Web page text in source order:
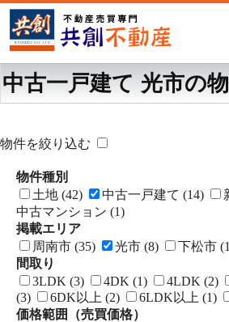
中古一戸建て 光市の
物件を絞り込む
物件種別
土地 (42)
中古一戸建て (14)
中古マンション (1)
掲載エリア
周南市 (35)
光市 (8)
下松市
間取り
3LDK (3)
4DK (1) 4LDK (2)
(3)
6DK以上 (2) 6LDK以上 (1)
価格範囲（売買価格）